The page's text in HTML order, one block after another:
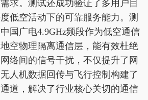
求。测试还成功验证了多用户目
低空活动下的可靠服务能力。测
国广电4.9GHz频段作为低空通信
空物理隔离通信层，能有效杜绝
络间的信号干扰，不仅提升了网
人机数据回传与飞行控制构建了
道，解决了行业核心关切的通信